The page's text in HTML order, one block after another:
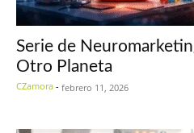
Serie de
Otro Planeta
CZamora - febrero 11, 2026